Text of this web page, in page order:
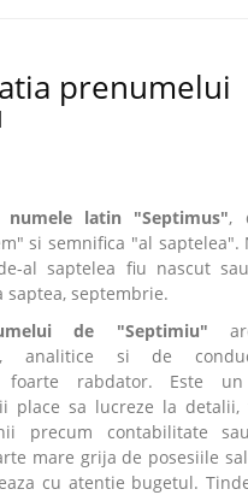
prenumelui
latin "Septimus",
si semnifica "al saptelea".
al saptelea fiu nascut
saptea, septembrie.
de "Septimiu"
analitice si de
foarte rabdator. Este
place sa lucreze la detalii,
precum contabilitate
mare grija de posesiile
cu atentie bugetul.